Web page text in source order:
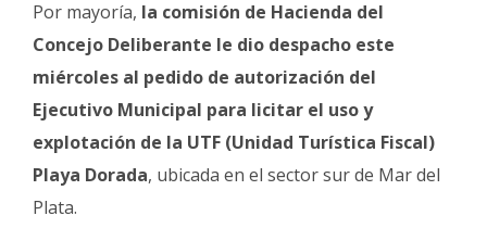
Fúnebres
Por mayoría, la comisión de Hacienda del
Concejo Deliberante le dio despacho este
miércoles al pedido de autorización del
Ejecutivo Municipal para licitar el uso y
explotación de la UTF (Unidad Turística Fiscal)
Playa Dorada, ubicada en el sector sur de Mar del
Plata.